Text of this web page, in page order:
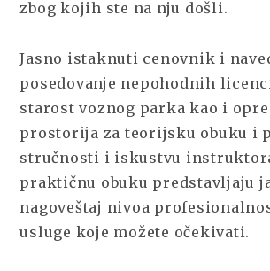
zbog kojih ste na nju došli.
Jasno istaknuti cenovnik i
posedovanje nepohodnih
starost voznog parka kao i
prostorija za teorijsku obuku i
stručnosti i iskustvu
praktičnu obuku predstavljaju
nagoveštaj nivoa
usluge koje možete očekivati.